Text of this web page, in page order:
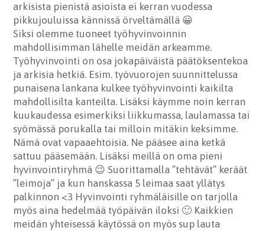
arkisista pienistä asioista ei kerran vuodessa
pikkujouluissa kännissä örveltämällä 😀
Siksi olemme tuoneet työhyvinvoinnin
mahdollisimman lähelle meidän arkeamme.
Työhyvinvointi on osa jokapäiväistä päätöksentekoa
ja arkisia hetkiä. Esim. työvuorojen suunnittelussa
punaisena lankana kulkee työhyvinvointi kaikilta
mahdollisilta kanteilta. Lisäksi käymme noin kerran
kuukaudessa esimerkiksi liikkumassa, laulamassa tai
syömässä porukalla tai milloin mitäkin keksimme.
Nämä ovat vapaaehtoisia. Ne pääsee aina ketkä
sattuu pääsemään. Lisäksi meillä on oma pieni
hyvinvointiryhmä 😉 Suorittamalla ”tehtävät” keräät
”leimoja” ja kun hanskassa 5 leimaa saat yllätys
palkinnon <3 Hyvinvointi ryhmäläisille on tarjolla
myös aina hedelmää työpäivän iloksi 🙂 Kaikkien
meidän yhteisessä käytössä on myös sup lauta